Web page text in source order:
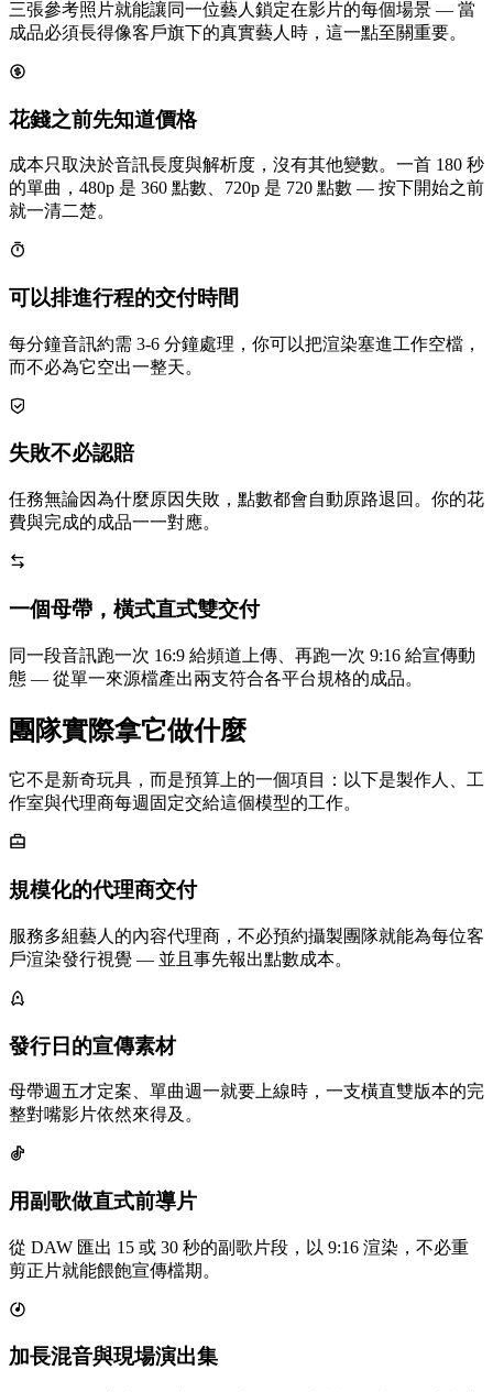
三張參考照片就能讓同一位藝人鎖定在影片的每個場景 — 當
成品必須長得像客戶旗下的真實藝人時，這一點至關重要。
花錢之前先知道價格
成本只取決於音訊長度與解析度，沒有其他變數。一首 180 秒
的單曲，480p 是 360 點數、720p 是 720 點數 — 按下開始之前
就一清二楚。
可以排進行程的交付時間
每分鐘音訊約需 3-6 分鐘處理，你可以把渲染塞進工作空檔，
而不必為它空出一整天。
失敗不必認賠
任務無論因為什麼原因失敗，點數都會自動原路退回。你的花
費與完成的成品一一對應。
一個母帶，橫式直式雙交付
同一段音訊跑一次 16:9 給頻道上傳、再跑一次 9:16 給宣傳動
態 — 從單一來源檔產出兩支符合各平台規格的成品。
團隊實際拿它做什麼
它不是新奇玩具，而是預算上的一個項目：以下是製作人、工
作室與代理商每週固定交給這個模型的工作。
規模化的代理商交付
服務多組藝人的內容代理商，不必預約攝製團隊就能為每位客
戶渲染發行視覺 — 並且事先報出點數成本。
發行日的宣傳素材
母帶週五才定案、單曲週一就要上線時，一支橫直雙版本的完
整對嘴影片依然來得及。
用副歌做直式前導片
從 DAW 匯出 15 或 30 秒的副歌片段，以 9:16 渲染，不必重
剪正片就能餵飽宣傳檔期。
加長混音與現場演出集